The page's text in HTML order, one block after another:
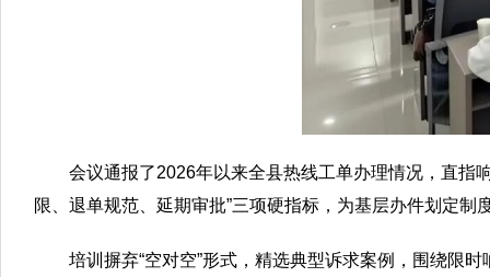
会议通报了2026年以来全县热线工单办理情况，直指
限、退单规范、延期审批”三项硬指标，为基层办件划定制
培训摒弃“空对空”形式，精选典型诉求案例，围绕限